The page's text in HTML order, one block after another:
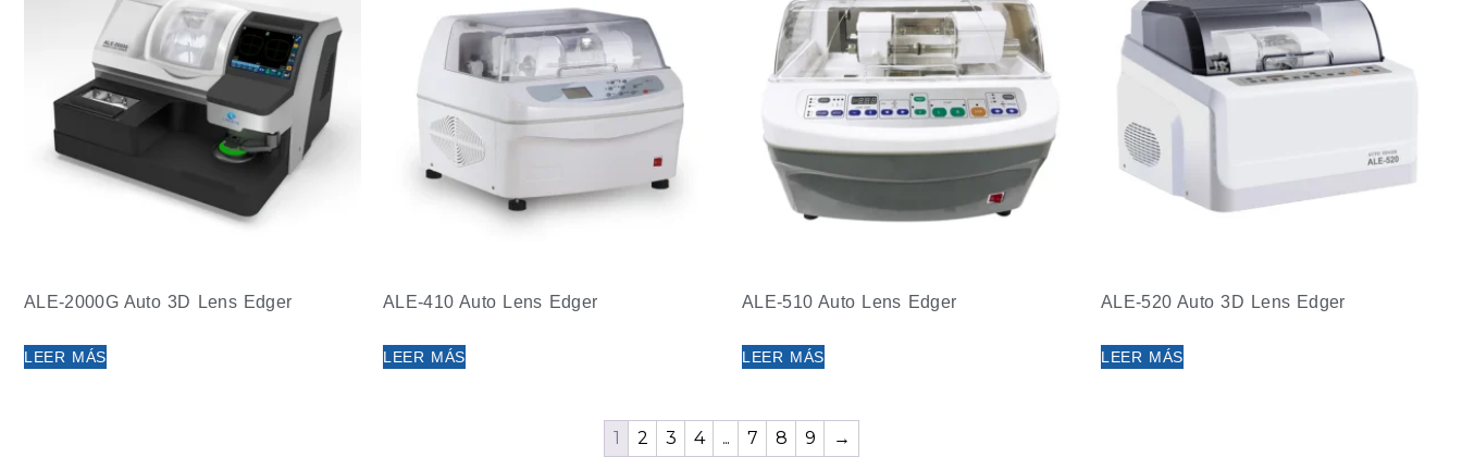
ALE-2000G Auto 3D Lens Edger
LEER MÁS
ALE-410 Auto Lens Edger
LEER MÁS
ALE-510 Auto Lens Edger
LEER MÁS
ALE-520 Auto 3D Lens Edger
LEER MÁS
1 2 3 4 ... 7 8 9 →